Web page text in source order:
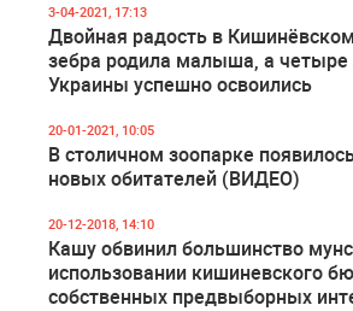
3-04-2021, 17:13
Двойная радость в
зебра родила малыша, а четыре
Украины успешно освоились
20-01-2021, 10:05
В столичном зоопарке
новых обитателей (ВИДЕО)
20-12-2018, 14:10
Кашу обвинил большинство
использовании кишиневского
собственных предвыборных